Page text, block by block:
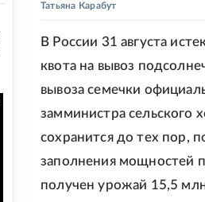
Татьяна Карабут
В России 31 августа
квота на вывоз
вывоза семечки
замминистра сельского
сохранится до тех пор,
заполнения мощностей
получен урожай 15,5